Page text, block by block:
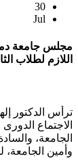
30
Jul
مجلس جامعة
اللازم لطلاب
ترأس الدكتور
الاجتماع
الجامعة،
وأمين